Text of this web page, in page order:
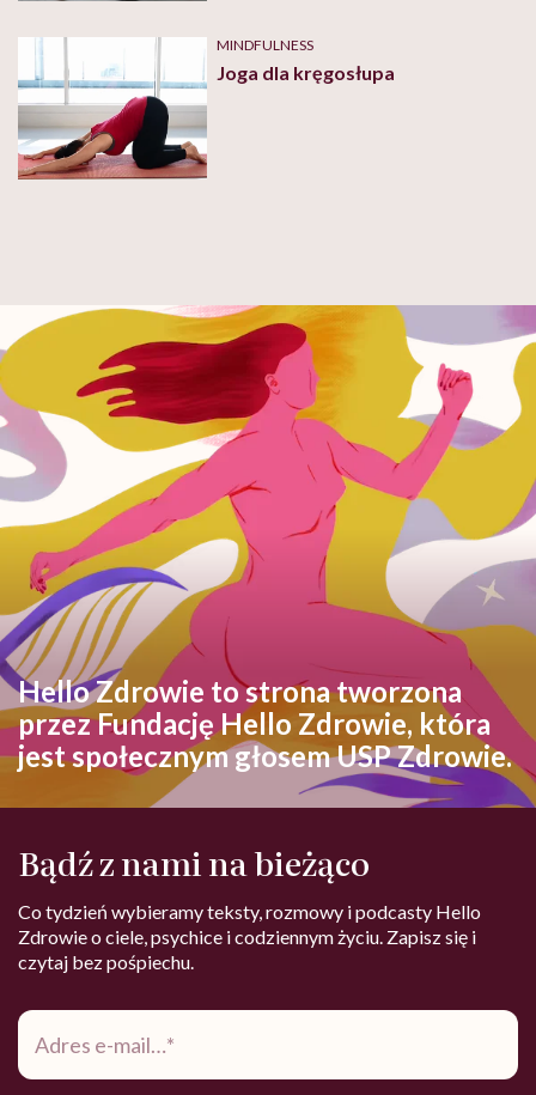
MINDFULNESS
Joga dla kręgosłupa
Hello Zdrowie to strona tworzona
przez Fundację Hello Zdrowie, która
jest społecznym głosem USP Zdrowie.
Bądź z nami na bieżąco
Co tydzień wybieramy teksty, rozmowy i podcasty Hello
Zdrowie o ciele, psychice i codziennym życiu. Zapisz się i
czytaj bez pośpiechu.
Adres
mail*